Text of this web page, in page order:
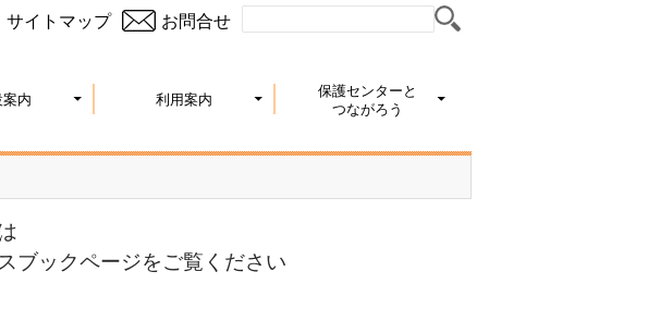
お問合せ
サイトマップ
内 利用案内
保護センターと
つながろう
ブックページをご覧ください